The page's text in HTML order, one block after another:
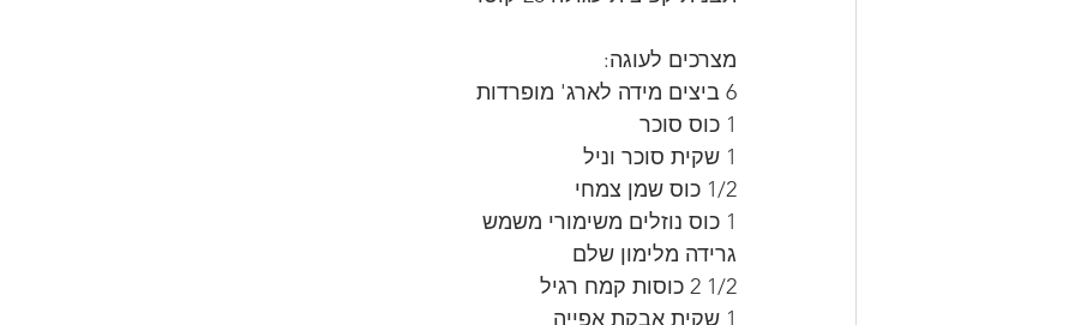
מצרכים לעוגה:
6 ביצים מידה לארג' מופרדות
1 כוס סוכר
1 שקית סוכר וניל
1/2 כוס שמן צמחי
1 כוס נוזלים משימורי משמש
גרידה מלימון שלם
1/2 2 כוסות קמח רגיל
1 שקית אבקת אפייה